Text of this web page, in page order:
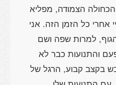
הצמודה, מפליא
אחרי כל הזמן הזה. אני
למרות שפה ושם
והתנועות כבר לא
בקצב קבוע, הרגל של